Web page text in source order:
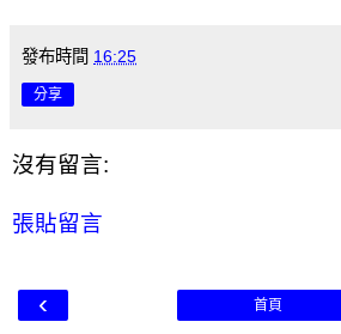
發布時間 16:25
分享
沒有留言:
張貼留言
‹ 首頁